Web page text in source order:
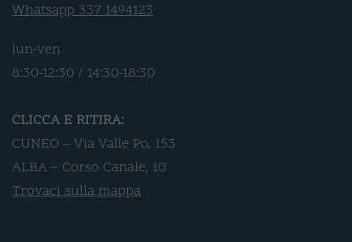
Whatsapp 337 1494123
lun-ven
8:30-12:30 / 14:30-18:30
CLICCA E RITIRA:
CUNEO – Via Valle Po, 153
ALBA – Corso Canale, 10
Trovaci sulla mappa